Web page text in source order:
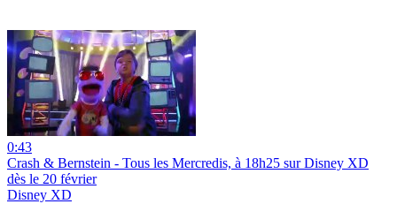
0:43
Crash & Bernstein - Tous les Mercredis, à 18h25 sur Disney XD
dès le 20 février
Disney XD